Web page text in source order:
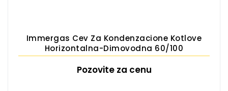
Immergas Cev Za Kondenzacione Kotlove
Horizontalna-Dimovodna 60/100
Pozovite za cenu